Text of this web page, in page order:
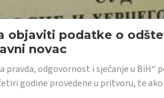
objaviti podatke o
novac
pravda, odgovornost i sjećanje u
godine provedene u pritvoru, te